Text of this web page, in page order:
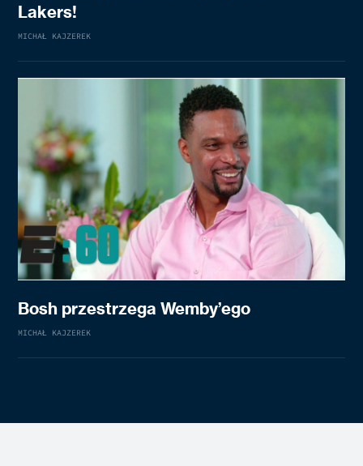
Lakers!
MICHAŁ KAJZEREK
Bosh przestrzega Wemby’ego
MICHAŁ KAJZEREK